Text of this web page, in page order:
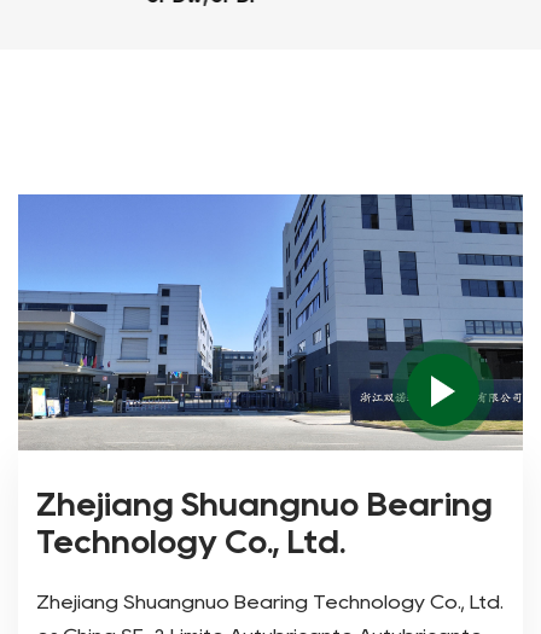
Zhejiang Shuangnuo Bearing
Technology Co., Ltd.
Zhejiang Shuangnuo Bearing Technology Co., Ltd.